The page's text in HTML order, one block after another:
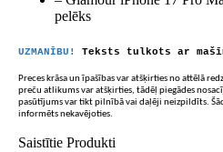
pelēks
UZMANĪBU! Teksts tulkots ar
Preces krāsa un īpašības var atšķirties no attēlā
preču atlikums var atšķirties, tādēļ piegādes
pasūtījums var tikt pilnībā vai daļēji neizpildīts.
informēts nekavējoties.
Saistītie Produkti